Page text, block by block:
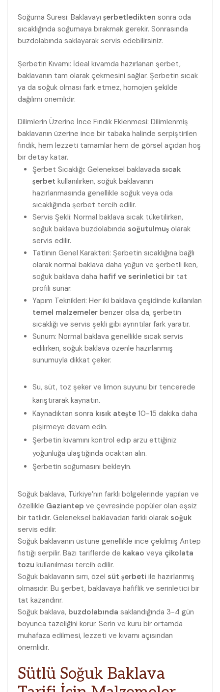
Soğuma Süresi: Baklavayı şerbetledikten sonra oda
sıcaklığında soğumaya bırakmak gerekir. Sonrasında
buzdolabında saklayarak servis edebilirsiniz.
Şerbetin Kıvamı: İdeal kıvamda hazırlanan şerbet,
baklavanın tam olarak çekmesini sağlar. Şerbetin sıcak
ya da soğuk olması fark etmez, homojen şekilde
dağılımı önemlidir.
Dilimlerin Üzerine İnce Fındık Eklenmesi: Dilimlenmiş
baklavanın üzerine ince bir tabaka halinde serpiştirilen
fındık, hem lezzeti tamamlar hem de görsel açıdan hoş
bir detay katar.
Şerbet Sıcaklığı: Geleneksel baklavada sıcak
şerbet kullanılırken, soğuk baklavanın
hazırlanmasında genellikle soğuk veya oda
sıcaklığında şerbet tercih edilir.
Servis Şekli: Normal baklava sıcak tüketilirken,
soğuk baklava buzdolabında soğutulmuş olarak
servis edilir.
Tatlının Genel Karakteri: Şerbetin sıcaklığına bağlı
olarak normal baklava daha yoğun ve şerbetli iken,
soğuk baklava daha hafif ve serinletici bir tat
profili sunar.
Yapım Teknikleri: Her iki baklava çeşidinde kullanılan
temel malzemeler benzer olsa da, şerbetin
sıcaklığı ve servis şekli gibi ayrıntılar fark yaratır.
Sunum: Normal baklava genellikle sıcak servis
edilirken, soğuk baklava özenle hazırlanmış
sunumuyla dikkat çeker.
Su, süt, toz şeker ve limon suyunu bir tencerede
karıştırarak kaynatın.
Kaynadıktan sonra kısık ateşte 10-15 dakika daha
pişirmeye devam edin.
Şerbetin kıvamını kontrol edip arzu ettiğiniz
yoğunluğa ulaştığında ocaktan alın.
Şerbetin soğumasını bekleyin.
Soğuk baklava, Türkiye’nin farklı bölgelerinde yapılan ve
özellikle Gaziantep ve çevresinde popüler olan eşsiz
bir tatlıdır. Geleneksel baklavadan farklı olarak soğuk
servis edilir.
Soğuk baklavanın üstüne genellikle ince çekilmiş Antep
fıstığı serpilir. Bazı tariflerde de kakao veya çikolata
tozu kullanılması tercih edilir.
Soğuk baklavanın sırrı, özel süt şerbeti ile hazırlanmış
olmasıdır. Bu şerbet, baklavaya hafiflik ve serinletici bir
tat kazandırır.
Soğuk baklava, buzdolabında saklandığında 3-4 gün
boyunca tazeliğini korur. Serin ve kuru bir ortamda
muhafaza edilmesi, lezzeti ve kıvamı açısından
önemlidir.
Sütlü Soğuk Baklava